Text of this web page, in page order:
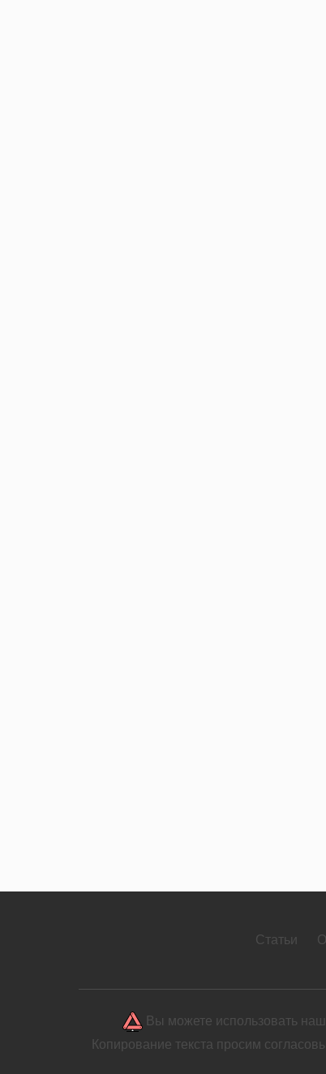
Статьи
Вы можете использовать
Копирование текста просим